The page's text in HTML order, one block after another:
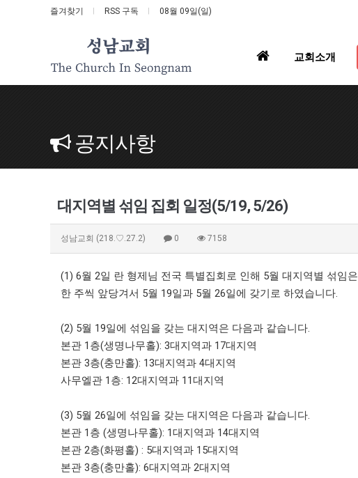
즐겨찾기 RSS 구독 08월 09일(일)
홈
로
교회소개
공지사항
대지역별 섞임 집회 일정(5/19, 5/26)
성남교회 (218.♡.27.2) 0 7158
(1) 6월 2일 란 형제님 전국 특별집회로 인해 5월 대지역별 섞임은
한 주씩 앞당겨서 5월 19일과 5월 26일에 갖기로 하였습니다.
(2) 5월 19일에 섞임을 갖는 대지역은 다음과 같습니다.
본관 1층(생명나무홀): 3대지역과 17대지역
본관 3층(충만홀): 13대지역과 4대지역
사무엘관 1층: 12대지역과 11대지역
(3) 5월 26일에 섞임을 갖는 대지역은 다음과 같습니다.
본관 1층 (생명나무홀): 1대지역과 14대지역
본관 2층(화평홀) : 5대지역과 15대지역
본관 3층(충만홀): 6대지역과 2대지역